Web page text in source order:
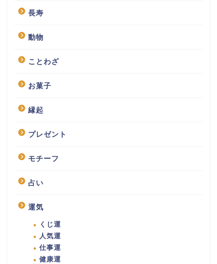
長寿
動物
ことわざ
お菓子
縁起
プレゼント
モチーフ
占い
運気
くじ運
人気運
仕事運
健康運